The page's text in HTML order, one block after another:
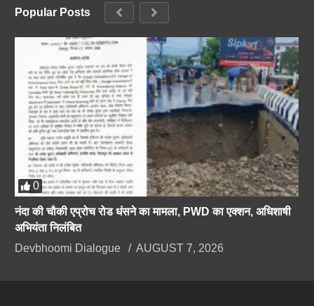
Popular Posts
0
नंदा की चौकी एप्रोच रोड धंसने का मामला, PWD का एक्शन, अधिशाषी
अभियंता निलंबित
Devbhoomi Dialogue
AUGUST 7, 2026